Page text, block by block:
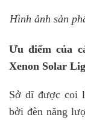
Hình ảnh sản
Ưu điểm của
Xenon Solar
Sở dĩ được coi
bởi đèn năng